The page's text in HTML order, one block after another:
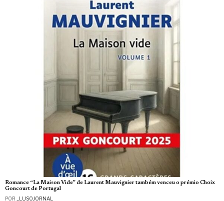
Romance “La Maison Vide” de Laurent Mauvignier também venceu o prémio Choix
Goncourt de Portugal
POR _LUSOJORNAL